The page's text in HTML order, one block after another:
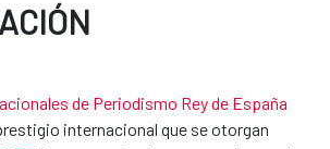
de Periodismo Rey de España
internacional que se otorgan